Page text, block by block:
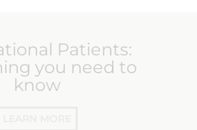
Patients:
you need to
know